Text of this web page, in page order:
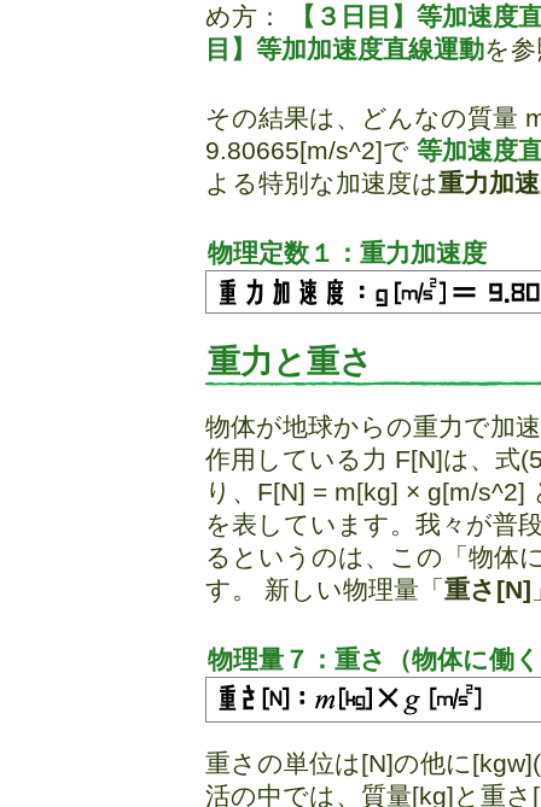
め方：
【３日目】等加速度
目】等加加速度直線運動を
その結果は、どんなの質量
9.80665[m/s^2]で 等加速度
よる特別な加速度は重力加
物理定数１：重力加速度
重力と重さ
物体が地球からの重力で加
作用している力 F[N]は、式
り、F[N] = m[kg] × g[m/
を表しています。我々が普
るというのは、この「物体
す。 新しい物理量「 重さ[N]
物理量７：重さ（物体に働
重さの単位は[N]の他に
活の中では、質量[kg]と重